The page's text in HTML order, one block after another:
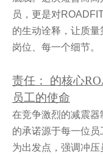
员，更是对
的生动诠释，让质
岗位、每一个细节。
责任： 的核心
员工的使命
在竞争激烈的减震
的承诺源于每一位
为出发点，强调冲